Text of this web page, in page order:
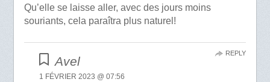
Qu’elle se laisse aller, avec des jours moins
souriants, cela paraîtra plus naturel!
Avel
1 FÉVRIER 2023 @ 07:56
REPLY